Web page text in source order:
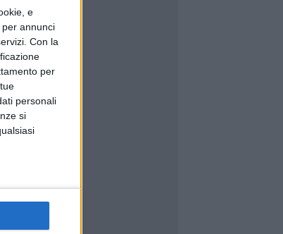
e
annunci
Con la
per
personali
si